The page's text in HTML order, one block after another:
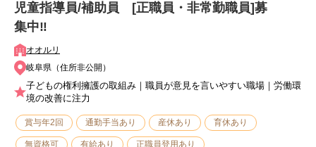
児童指導員/補助員 [正職員・非常勤職員]募
集中‼
オオルリ
岐阜県（住所非公開）
子どもの権利擁護の取組み｜職員が意見を言いやすい職場｜労働環
境の改善に注力
賞与年2回 通勤手当あり 産休あり 育休あり
無資格可 有給あり 正職員登用あり